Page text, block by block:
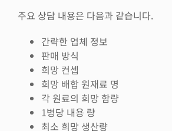
주요 상담 내용은 다음과 같습니다.
간략한 업체 정보
판매 방식
희망 컨셉
희망 배합 원재료 명
각 원료의 희망 함량
1병당 내용 량
최소 희망 생산량